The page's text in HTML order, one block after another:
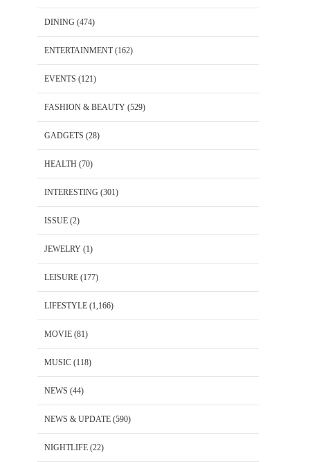
DINING (474)
ENTERTAINMENT(162)
EVENTS (121)
FASHION & BEAUTY (529)
GADGETS (28)
HEALTH (70)
INTERESTING (301)
ISSUE (2)
JEWELRY (1)
LEISURE (177)
LIFESTYLE (1,166)
MOVIE (81)
MUSIC (118)
NEWS (44)
NEWS & UPDATE (590)
NIGHTLIFE (22)